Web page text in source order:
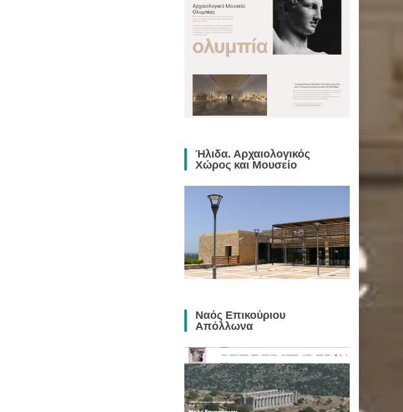
Ήλιδα. Αρχαιολογικός
Χώρος και Μουσείο
Ναός Επικούριου
Απόλλωνα